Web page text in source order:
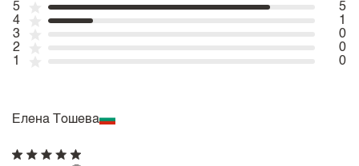
5
5
4
1
3
0
2
0
1
0
Елена Тошева